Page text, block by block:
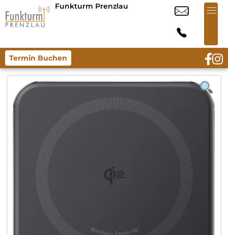
Funkturm Prenzlau
Termin Buchen